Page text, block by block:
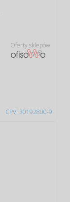
CPV: 30192800-9
Oferty sklepów